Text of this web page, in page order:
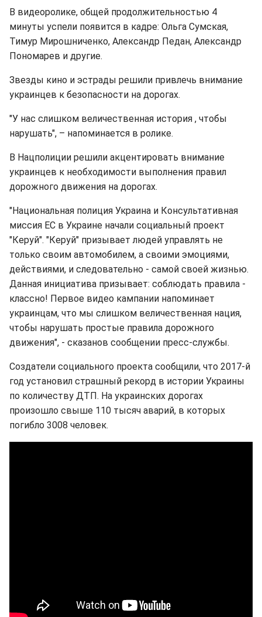
В видеоролике, общей продолжительностью 4
минуты успели появится в кадре: Ольга Сумская,
Тимур Мирошниченко, Александр Педан, Александр
Пономарев и другие.
Звезды кино и эстрады решили привлечь внимание
украинцев к безопасности на дорогах.
"У нас слишком величественная история , чтобы
нарушать", – напоминается в ролике.
В Нацполиции решили акцентировать внимание
украинцев к необходимости выполнения правил
дорожного движения на дорогах.
"Национальная полиция Украина и Консультативная
миссия ЕС в Украине начали социальный проект
"Керуй". "Керуй" призывает людей управлять не
только своим автомобилем, а своими эмоциями,
действиями, и следовательно - самой своей жизнью.
Данная инициатива призывает: соблюдать правила -
классно! Первое видео кампании напоминает
украинцам, что мы слишком величественная нация,
чтобы нарушать простые правила дорожного
движения", - сказанов сообщении пресс-службы.
Создатели социального проекта сообщили, что 2017-й
год установил страшный рекорд в истории Украины
по количеству ДТП. На украинских дорогах
произошло свыше 110 тысяч аварий, в которых
погибло 3008 человек.